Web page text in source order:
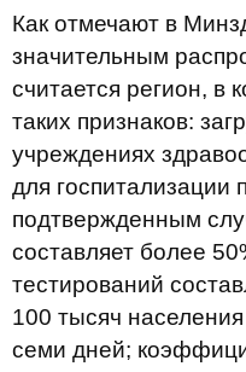
Как отмечают в
значительным
считается регион, в
таких признаков:
учреждениях
для госпитализации
подтвержденным
составляет более
тестирований
100 тысяч
семи дней;